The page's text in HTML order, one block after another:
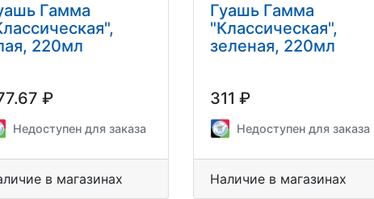
Гамма
220мл
₽
Недоступен для заказа
в магазинах
Гуашь Гамма
"Классическая",
зеленая, 220мл
311 ₽
Недоступен для заказа
Наличие в магазинах